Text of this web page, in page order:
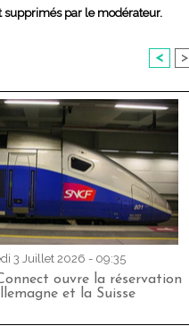
supprimés par le modérateur.
< >
3 Juillet 2026 - 09:35
ouvre la réservation
et la Suisse